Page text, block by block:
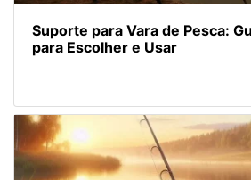
Suporte para Vara de Pesca:
para Escolher e Usar